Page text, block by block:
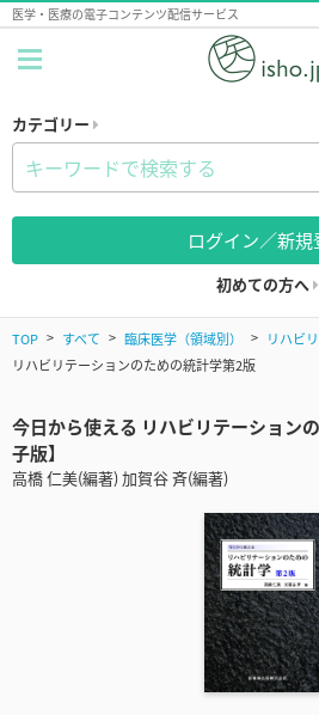
医学・医療の電子コンテンツ配信サービス
カテゴリー
ログイン／新規
初めての方へ
TOP すべて 臨床医学（領域別） リハビ
リハビリテーションのための統計学第2版
今日から使える リハビリテーション
子版】
高橋 仁美(編著) 加賀谷 斉(編著)